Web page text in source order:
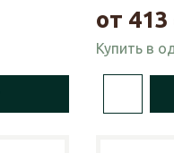
от 413
Купить в